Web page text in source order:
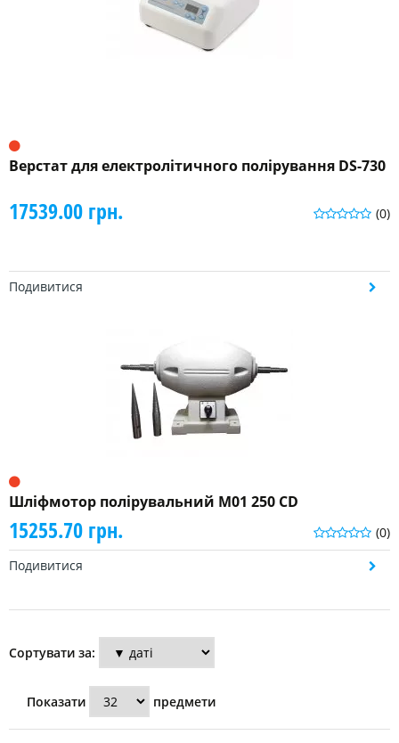
Верстат для електролітичного полірування DS-730
(0)
17539.00 грн.
Подивитися
Шліфмотор полірувальний M01 250 CD
(0)
15255.70 грн.
Подивитися
Сортувати за:
Показати предмети